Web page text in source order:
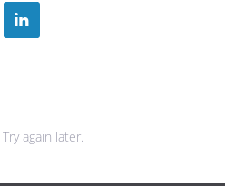
again later.